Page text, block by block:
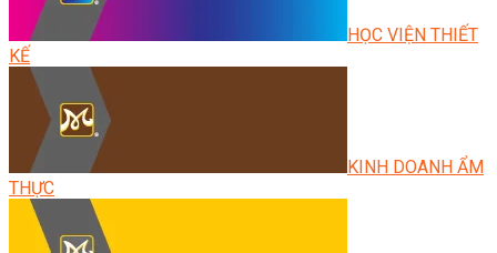
HỌC VIỆN THIẾT
KẾ
KINH DOANH ẨM
THỰC